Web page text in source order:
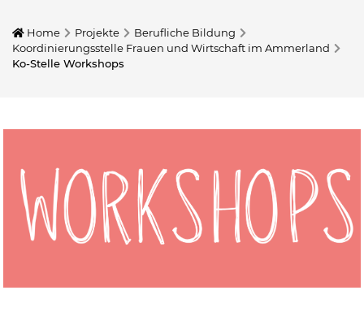
Home Projekte
Berufliche Bildung
Koordinierungsstelle Frauen und Wirtschaft im Ammerland
Ko-Stelle Workshops